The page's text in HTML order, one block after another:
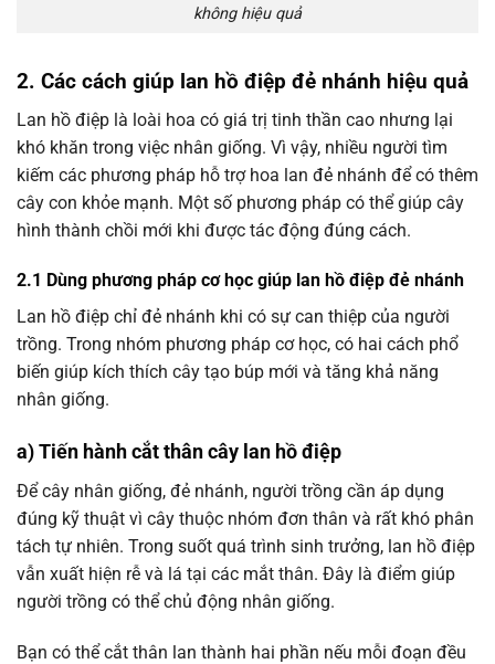
không hiệu quả
2. Các cách giúp lan hồ điệp đẻ nhánh hiệu quả
Lan hồ điệp là loài hoa có giá trị tinh thần cao nhưng lại
khó khăn trong việc nhân giống. Vì vậy, nhiều người tìm
kiếm các phương pháp hỗ trợ hoa lan đẻ nhánh để có thêm
cây con khỏe mạnh. Một số phương pháp có thể giúp cây
hình thành chồi mới khi được tác động đúng cách.
2.1 Dùng phương pháp cơ học giúp lan hồ điệp đẻ nhánh
Lan hồ điệp chỉ đẻ nhánh khi có sự can thiệp của người
trồng. Trong nhóm phương pháp cơ học, có hai cách phổ
biến giúp kích thích cây tạo búp mới và tăng khả năng
nhân giống.
a) Tiến hành cắt thân cây lan hồ điệp
Để cây nhân giống, đẻ nhánh, người trồng cần áp dụng
đúng kỹ thuật vì cây thuộc nhóm đơn thân và rất khó phân
tách tự nhiên. Trong suốt quá trình sinh trưởng, lan hồ điệp
vẫn xuất hiện rễ và lá tại các mắt thân. Đây là điểm giúp
người trồng có thể chủ động nhân giống.
Bạn có thể cắt thân lan thành hai phần nếu mỗi đoạn đều